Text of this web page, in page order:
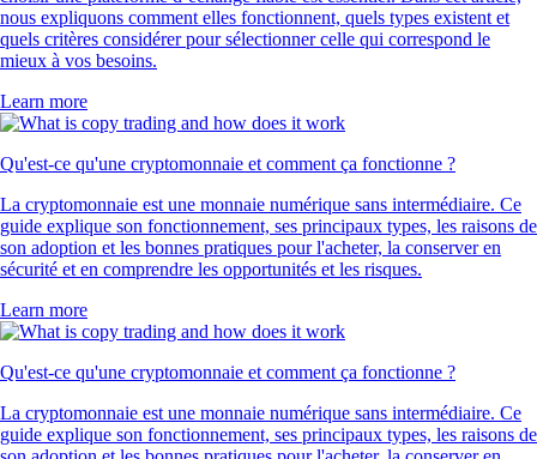
nous expliquons comment elles fonctionnent, quels types existent et
quels critères considérer pour sélectionner celle qui correspond le
mieux à vos besoins.
Learn more
Qu'est-ce qu'une cryptomonnaie et comment ça fonctionne ?
La cryptomonnaie est une monnaie numérique sans intermédiaire. Ce
guide explique son fonctionnement, ses principaux types, les raisons de
son adoption et les bonnes pratiques pour l'acheter, la conserver en
sécurité et en comprendre les opportunités et les risques.
Learn more
Qu'est-ce qu'une cryptomonnaie et comment ça fonctionne ?
La cryptomonnaie est une monnaie numérique sans intermédiaire. Ce
guide explique son fonctionnement, ses principaux types, les raisons de